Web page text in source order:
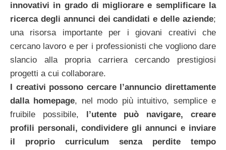
innovativi in grado di migliorare e semplificare la
ricerca degli annunci dei candidati e delle aziende;
una risorsa importante per i giovani creativi che
cercano lavoro e per i professionisti che vogliono dare
slancio alla propria carriera cercando prestigiosi
progetti a cui collaborare.
I creativi possono cercare l’annuncio direttamente
dalla homepage, nel modo più intuitivo, semplice e
fruibile possibile, l’utente può navigare, creare
profili personali, condividere gli annunci e inviare
il proprio curriculum senza perdite tempo